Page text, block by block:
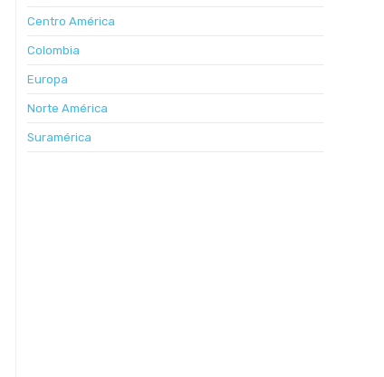
Centro América
Colombia
Europa
Norte América
Suramérica